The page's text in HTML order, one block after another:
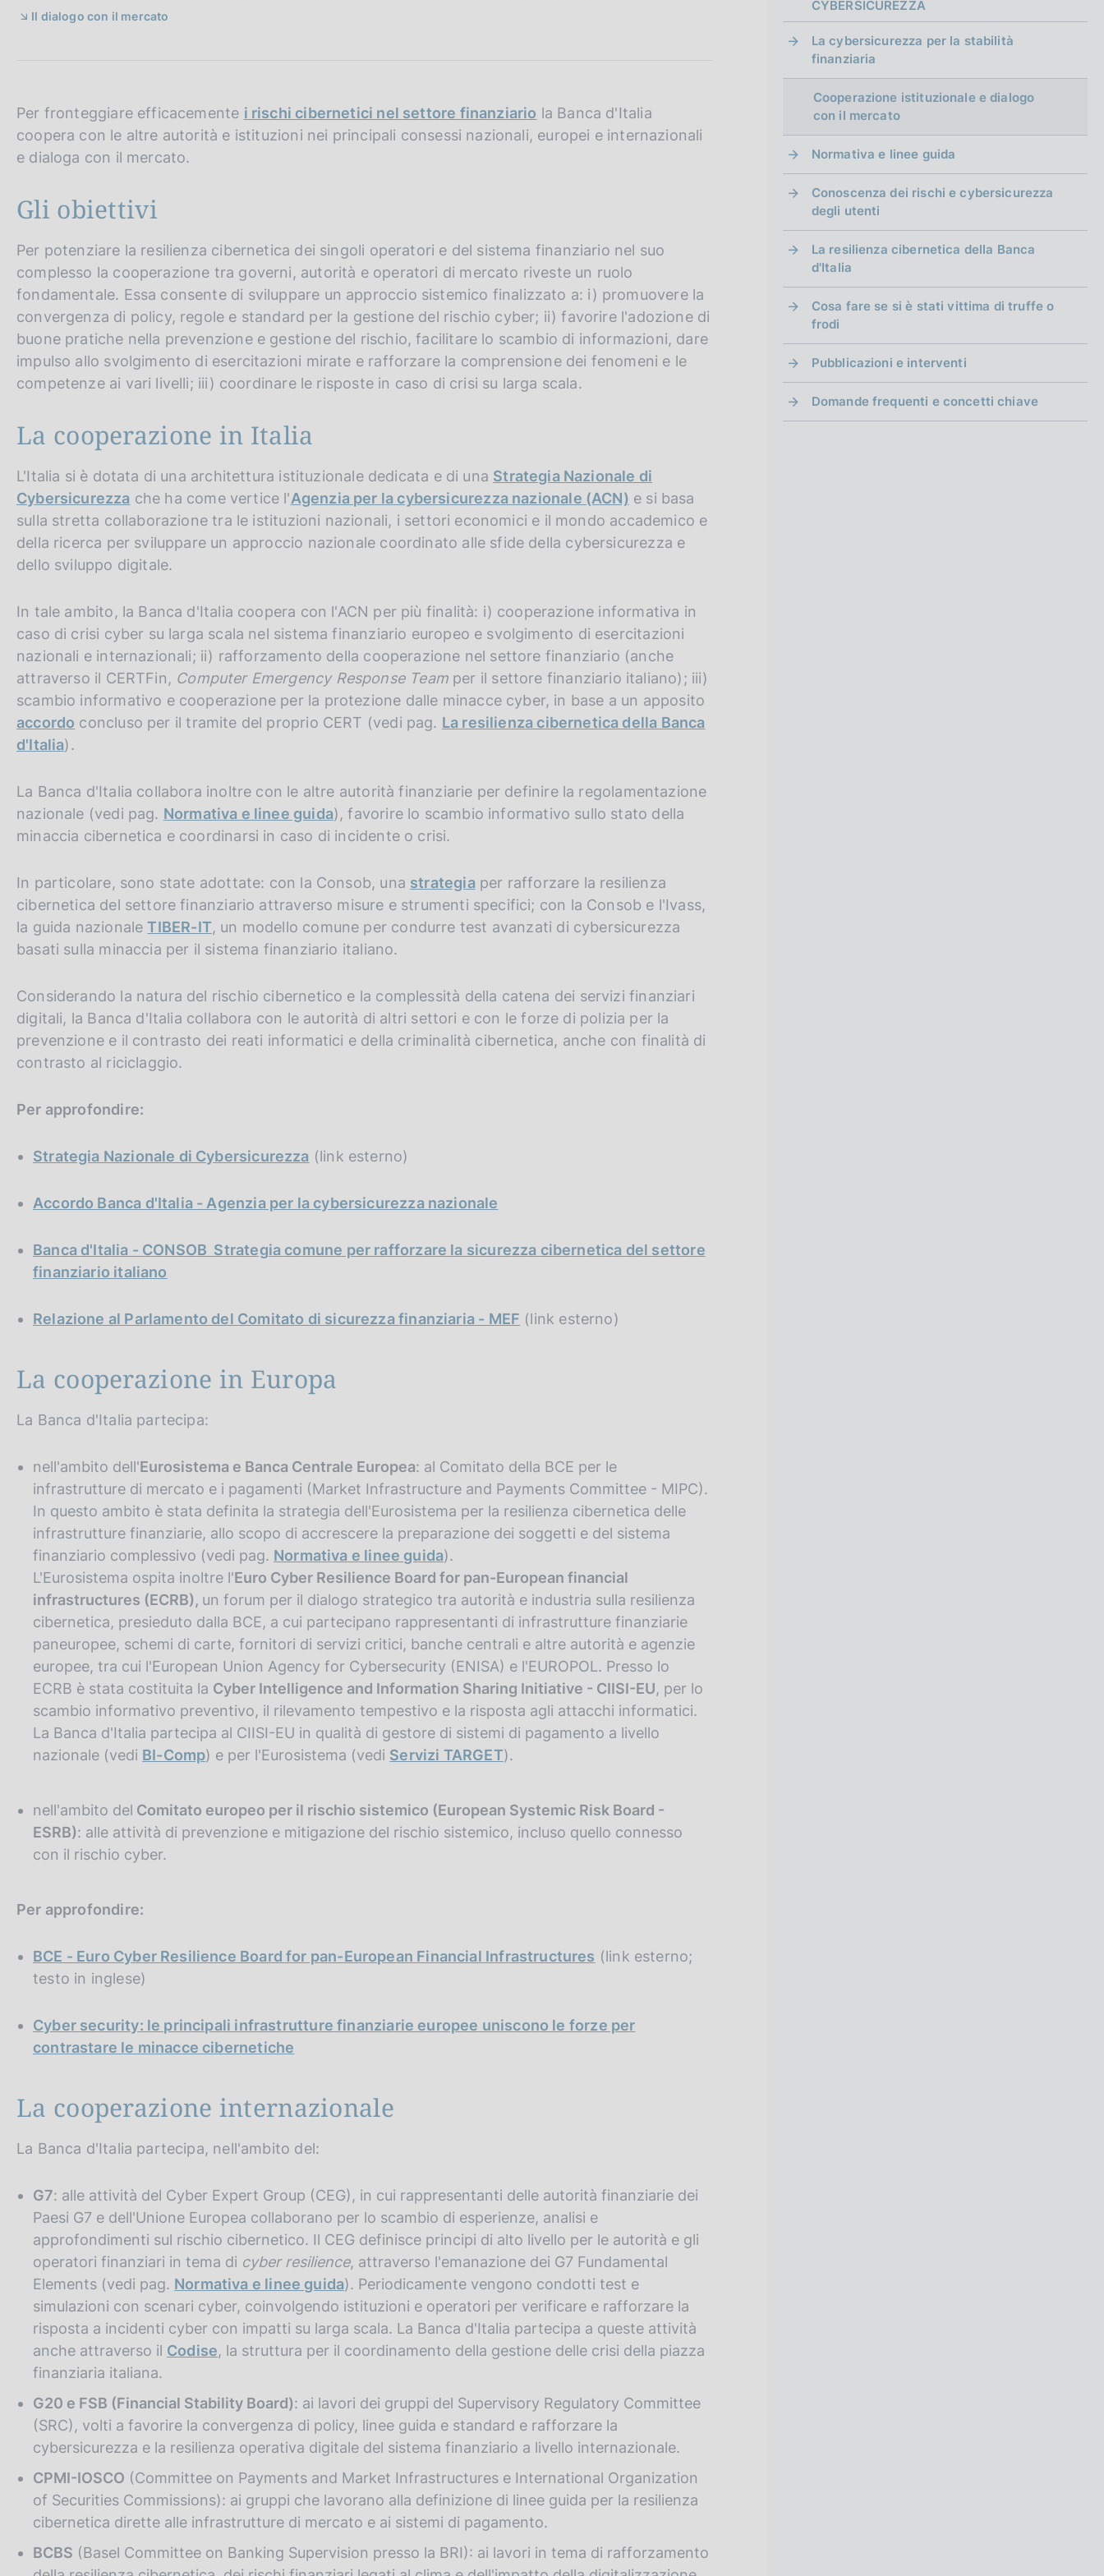
i
Il dialogo con il mercato
Per fronteggiare efficacemente i rischi cibernetici nel settore finanziario la Banca d'Italia
coopera con le altre autorità e istituzioni nei principali consessi nazionali, europei e internazionali
e dialoga con il mercato.
Gli obiettivi
Per potenziare la resilienza cibernetica dei singoli operatori e del sistema finanziario nel suo
complesso la cooperazione tra governi, autorità e operatori di mercato riveste un ruolo
fondamentale. Essa consente di sviluppare un approccio sistemico finalizzato a: i) promuovere la
convergenza di policy, regole e standard per la gestione del rischio cyber; ii) favorire l'adozione di
buone pratiche nella prevenzione e gestione del rischio, facilitare lo scambio di informazioni, dare
impulso allo svolgimento di esercitazioni mirate e rafforzare la comprensione dei fenomeni e le
competenze ai vari livelli; iii) coordinare le risposte in caso di crisi su larga scala.
La cooperazione in Italia
L'Italia si è dotata di una architettura istituzionale dedicata e di una Strategia Nazionale di
Cybersicurezza che ha come vertice l'Agenzia per la cybersicurezza nazionale (ACN) e si basa
sulla stretta collaborazione tra le istituzioni nazionali, i settori economici e il mondo accademico e
della ricerca per sviluppare un approccio nazionale coordinato alle sfide della cybersicurezza e
dello sviluppo digitale.
In tale ambito, la Banca d'Italia coopera con l'ACN per più finalità: i) cooperazione informativa in
caso di crisi cyber su larga scala nel sistema finanziario europeo e svolgimento di esercitazioni
nazionali e internazionali; ii) rafforzamento della cooperazione nel settore finanziario (anche
attraverso il CERTFin, Computer Emergency Response Teamper il settore finanziario italiano); iii)
scambio informativo e cooperazione per la protezione dalle minacce cyber, in base a un apposito
accordo concluso per il tramite del proprio CERT (vedi pag. La resilienza cibernetica della Banca
d'Italia).
La Banca d'Italia collabora inoltre con le altre autorità finanziarie per definire la regolamentazione
nazionale (vedi pag. Normativa e linee guida), favorire lo scambio informativo sullo stato della
minaccia cibernetica e coordinarsi in caso di incidente o crisi.
In particolare, sono state adottate: con la Consob, una strategia per rafforzare la resilienza
cibernetica del settore finanziario attraverso misure e strumenti specifici; con la Consob e l'Ivass,
la guida nazionaleTIBER-IT, un modello comune per condurre test avanzati di cybersicurezza
basati sulla minaccia per il sistema finanziario italiano.
Considerando la natura del rischio cibernetico e la complessità della catena dei servizi finanziari
digitali, la Banca d'Italia collabora con le autorità di altri settori e con le forze di polizia per la
prevenzione e il contrasto dei reati informatici e della criminalità cibernetica, anche con finalità di
contrasto al riciclaggio.
Per approfondire:
Strategia Nazionale di Cybersicurezza (link esterno)
Accordo Banca d'Italia - Agenzia per la cybersicurezza nazionale
Banca d'Italia - CONSOB Strategia comune per rafforzare la sicurezza cibernetica del settore
finanziario italiano
Relazione al Parlamento del Comitato di sicurezza finanziaria - MEF (link esterno)
La cooperazione in Europa
La Banca d'Italia partecipa:
nell'ambito dell'Eurosistema e Banca Centrale Europea: al Comitato della BCE per le
infrastrutture di mercato e i pagamenti (Market Infrastructure and Payments Committee - MIPC).
In questo ambito è stata definita la strategia dell'Eurosistema per la resilienza cibernetica delle
infrastrutture finanziarie, allo scopo di accrescere la preparazione dei soggetti e del sistema
finanziario complessivo (vedi pag. Normativa e linee guida).
L'Eurosistema ospita inoltre l'Euro Cyber Resilience Board for pan-European financial
infrastructures (ECRB), un forum per il dialogo strategico tra autorità e industria sulla resilienza
cibernetica, presieduto dalla BCE, a cui partecipano rappresentanti di infrastrutture finanziarie
paneuropee, schemi di carte, fornitori di servizi critici, banche centrali e altre autorità e agenzie
europee, tra cui l'European Union Agency for Cybersecurity (ENISA) e l'EUROPOL. Presso lo
ECRB è stata costituita la Cyber Intelligence and Information Sharing Initiative - CIISI-EU, per lo
scambio informativo preventivo, il rilevamento tempestivo e la risposta agli attacchi informatici.
La Banca d'Italia partecipa al CIISI-EU in qualità di gestore di sistemi di pagamento a livello
nazionale (vedi BI-Comp) e per l'Eurosistema (vedi Servizi TARGET).
nell'ambito del Comitato europeo per il rischio sistemico (European Systemic Risk Board -
ESRB): alle attività di prevenzione e mitigazione del rischio sistemico, incluso quello connesso
con il rischio cyber.
Per approfondire:
BCE - Euro Cyber Resilience Board for pan-European Financial Infrastructures (link esterno;
testo in inglese)
Cyber security: le principali infrastrutture finanziarie europee uniscono le forze per
contrastare le minacce cibernetiche
La cooperazione internazionale
La Banca d'Italia partecipa, nell'ambito del:
G7: alle attività del Cyber Expert Group (CEG), in cui rappresentanti delle autorità finanziarie dei
Paesi G7 e dell'Unione Europea collaborano per lo scambio di esperienze, analisi e
approfondimenti sul rischio cibernetico. Il CEG definisce principi di alto livello per le autorità e gli
operatori finanziari in tema di cyber resilience, attraverso l'emanazione dei G7 Fundamental
Elements (vedi pag. Normativa e linee guida). Periodicamente vengono condotti test e
simulazioni con scenari cyber, coinvolgendo istituzioni e operatori per verificare e rafforzare la
risposta a incidenti cyber con impatti su larga scala. La Banca d'Italia partecipa a queste attività
anche attraverso il Codise, la struttura per il coordinamento della gestione delle crisi della piazza
finanziaria italiana.
G20 e FSB (Financial Stability Board): ai lavori dei gruppi del Supervisory Regulatory Committee
(SRC), volti a favorire la convergenza di policy, linee guida e standard e rafforzare la
cybersicurezza e la resilienza operativa digitale del sistema finanziario a livello internazionale.
CPMI-IOSCO (Committee on Payments and Market Infrastructures e International Organization
of Securities Commissions): ai gruppi che lavorano alla definizione di linee guida per la resilienza
cibernetica dirette alle infrastrutture di mercato e ai sistemi di pagamento.
BCBS (Basel Committee on Banking Supervision presso la BRI): ai lavori in tema di rafforzamento
CYBERSICUREZZA
La cybersicurezza per la stabilità
finanziaria
Cooperazione istituzionale e dialogo
con il mercato
Normativa e linee guida
Conoscenza dei rischi e cybersicurezza
degli utenti
La resilienza cibernetica della Banca
d'Italia
Cosa fare se si è stati vittima di truffe o
frodi
Pubblicazioni e interventi
Domande frequenti e concetti chiave
o
: